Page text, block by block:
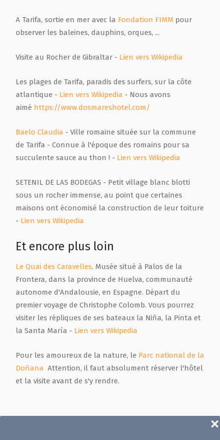
❌
A Tarifa, sortie en mer avec la Fondation FIMM pour
observer les baleines, dauphins, orques, ...
Visite au Rocher de Gibraltar - Lien vers Wikipedia
Les plages de Tarifa, paradis des surfers, sur la côte
atlantique - Lien vers Wikipedia - Nous avons
aimé https://www.dosmareshotel.com/
Baelo Claudia - Ville romaine située sur la commune
de Tarifa - Connue à l'époque des romains pour sa
succulente sauce au thon ! - Lien vers Wikipedia
SETENIL DE LAS BODEGAS - Petit village blanc blotti
sous un rocher immense, au point que certaines
maisons ont économisé la construction de leur toiture
- Lien vers Wikipedia
Et encore plus loin
Le Quai des Caravelles. Musée situé à Palos de la
Frontera, dans la province de Huelva, communauté
autonome d'Andalousie, en Espagne. Départ du
premier voyage de Christophe Colomb. Vous pourrez
visiter les répliques de ses bateaux la Niña, la Pinta et
la Santa María - Lien vers Wikipedia
Pour les amoureux de la nature, le Parc national de la
Doñana Attention, il faut absolument réserver l'hôtel
et la visite avant de s'y rendre.